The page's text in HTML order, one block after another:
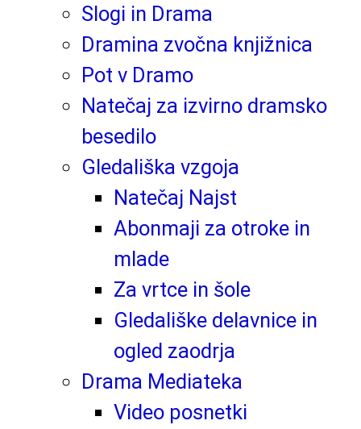
Slogi in Drama
Dramina zvočna knjižnica
Pot v Dramo
Natečaj za izvirno dramsko
besedilo
Gledališka vzgoja
Natečaj Najst
Abonmaji za otroke in
mlade
Za vrtce in šole
Gledališke delavnice in
ogled zaodrja
Drama Mediateka
Video posnetki